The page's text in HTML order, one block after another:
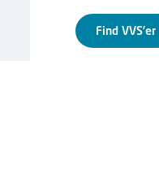
Find VVS’er